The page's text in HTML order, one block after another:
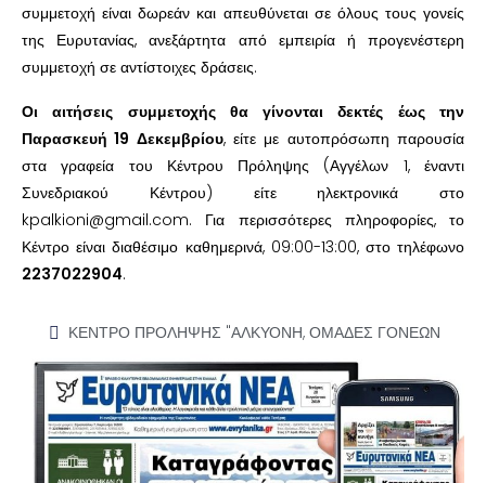
συμμετοχή είναι δωρεάν και απευθύνεται σε όλους τους γονείς
της Ευρυτανίας, ανεξάρτητα από εμπειρία ή προγενέστερη
συμμετοχή σε αντίστοιχες δράσεις.
Οι αιτήσεις συμμετοχής θα γίνονται δεκτές έως την
Παρασκευή 19 Δεκεμβρίου, είτε με αυτοπρόσωπη παρουσία
στα γραφεία του Κέντρου Πρόληψης (Αγγέλων 1, έναντι
Συνεδριακού Κέντρου) είτε ηλεκτρονικά στο
kpalkioni@gmail.com. Για περισσότερες πληροφορίες, το
Κέντρο είναι διαθέσιμο καθημερινά, 09:00-13:00, στο τηλέφωνο
2237022904.
ΚΕΝΤΡΟ ΠΡΟΛΗΨΗΣ "ΑΛΚΥΟΝΗ, ΟΜΑΔΕΣ ΓΟΝΕΩΝ